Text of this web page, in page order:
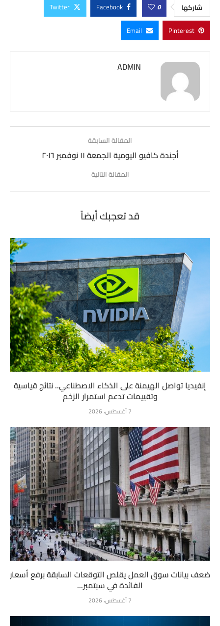
شاركها 0
Facebook
Twitter
Pinterest
Email
ADMIN
المقالة السابقة
أجندة كافيو اليومية الجمعة ١١ نوفمبر ٢٠١٦
المقالة التالية
قد تعجبك أيضاً
إنفيديا تواصل الهيمنة على الذكاء الاصطناعي.. نتائج قياسية
وتقييمات تدعم استمرار الزخم
7 أغسطس، 2026
ضعف بيانات سوق العمل يقلص التوقعات السابقة برفع أسعار
الفائدة في سبتمبر...
7 أغسطس، 2026